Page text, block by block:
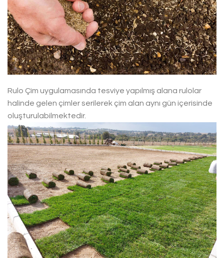
Rulo Çim uygulamasında tesviye yapılmış alana rulolar
halinde gelen çimler serilerek çim alan aynı gün içerisinde
oluşturulabilmektedir.